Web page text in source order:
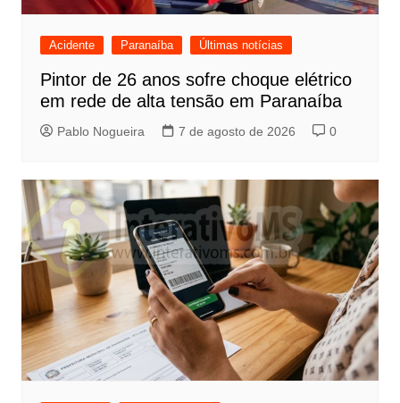
Acidente Paranaíba Últimas notícias
Pintor de 26 anos sofre choque elétrico
em rede de alta tensão em Paranaíba
Pablo Nogueira 7 de agosto de 2026 0